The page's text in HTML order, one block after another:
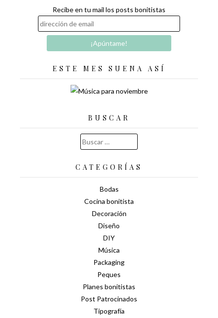
Recibe en tu mail los posts bonitistas
ESTE MES SUENA ASÍ
BUSCAR
Buscar:
CATEGORÍAS
Bodas
Cocina bonitista
Decoración
Diseño
DIY
Música
Packaging
Peques
Planes bonitistas
Post Patrocinados
Tipografía